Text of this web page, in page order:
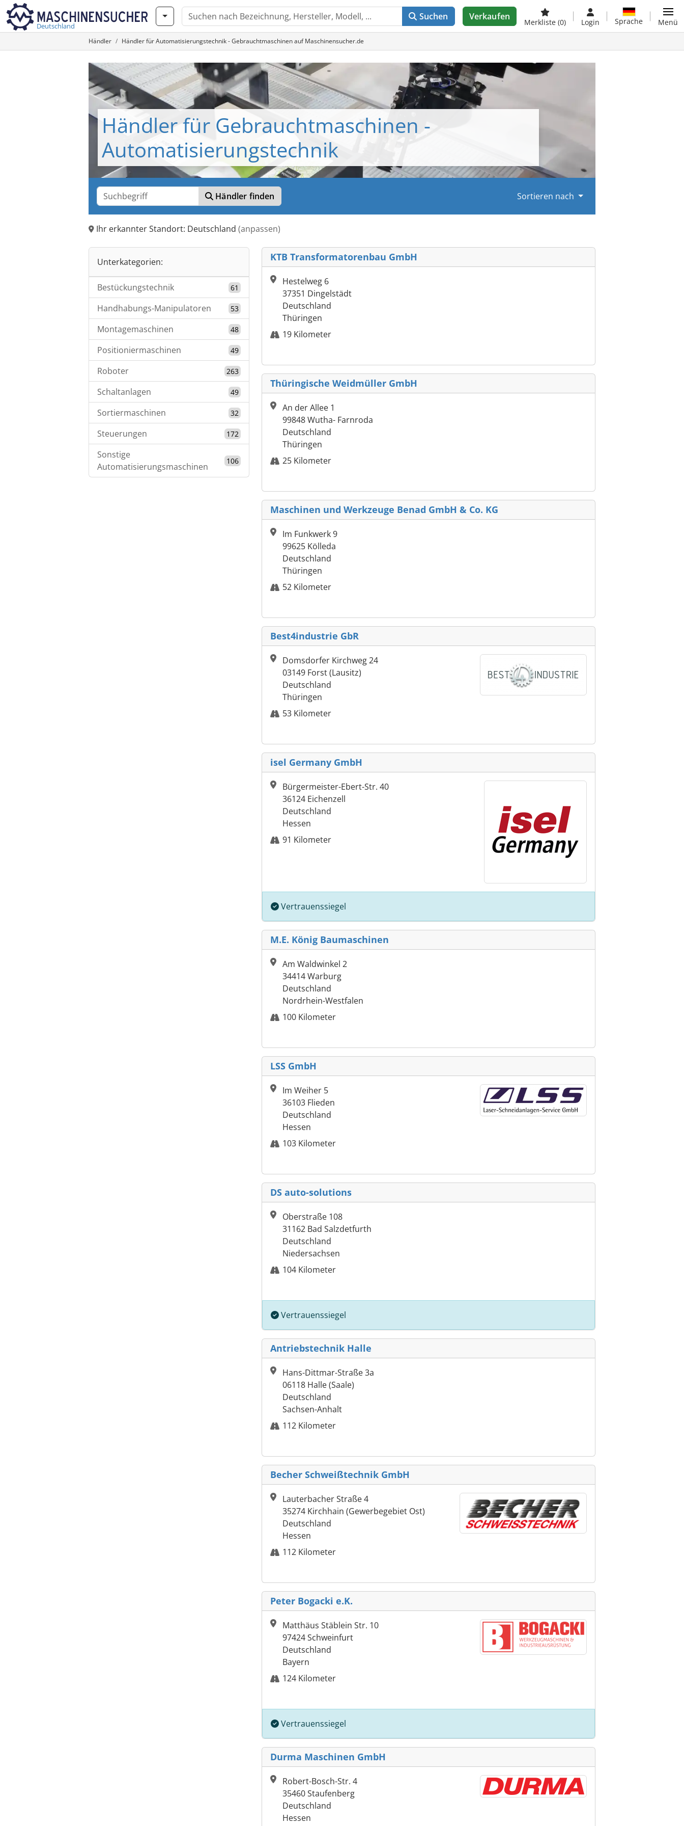
Deutschland
Suchen Verkaufen
Merkliste (0) Login Sprache Menü
Händler Händler für Automatisierungstechnik - Gebrauchtmaschinen auf Maschinensucher.de
Händler für Gebrauchtmaschinen -
Automatisierungstechnik
Händler finden Sortieren nach
Ihr erkannter Standort: Deutschland (anpassen)
Unterkategorien:
Bestückungstechnik 61
Handhabungs-Manipulatoren 53
Montagemaschinen 48
Positioniermaschinen 49
Roboter 263
Schaltanlagen 49
Sortiermaschinen 32
Steuerungen 172
Sonstige
Automatisierungsmaschinen
106
KTB Transformatorenbau GmbH
Hestelweg 6
37351 Dingelstädt
Deutschland
Thüringen
19 Kilometer
Thüringische Weidmüller GmbH
An der Allee 1
99848 Wutha- Farnroda
Deutschland
Thüringen
25 Kilometer
Maschinen und Werkzeuge Benad GmbH & Co. KG
Im Funkwerk 9
99625 Kölleda
Deutschland
Thüringen
52 Kilometer
Best4industrie GbR
Domsdorfer Kirchweg 24
03149 Forst (Lausitz)
Deutschland
Thüringen
53 Kilometer
isel Germany GmbH
Bürgermeister-Ebert-Str. 40
36124 Eichenzell
Deutschland
Hessen
91 Kilometer
Vertrauenssiegel
M.E. König Baumaschinen
Am Waldwinkel 2
34414 Warburg
Deutschland
Nordrhein-Westfalen
100 Kilometer
LSS GmbH
Im Weiher 5
36103 Flieden
Deutschland
Hessen
103 Kilometer
DS auto-solutions
Oberstraße 108
31162 Bad Salzdetfurth
Deutschland
Niedersachsen
104 Kilometer
Vertrauenssiegel
Antriebstechnik Halle
Hans-Dittmar-Straße 3a
06118 Halle (Saale)
Deutschland
Sachsen-Anhalt
112 Kilometer
Becher Schweißtechnik GmbH
Lauterbacher Straße 4
35274 Kirchhain (Gewerbegebiet Ost)
Deutschland
Hessen
112 Kilometer
Peter Bogacki e.K.
Matthäus Stäblein Str. 10
97424 Schweinfurt
Deutschland
Bayern
124 Kilometer
Vertrauenssiegel
Durma Maschinen GmbH
Robert-Bosch-Str. 4
35460 Staufenberg
Deutschland
Hessen